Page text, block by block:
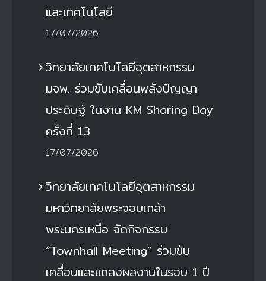
และเทคโนโลยี
17/07/2026
วิทยาลัยเทคโนโลยีอุตสาหกรรม
มจพ. ร่วมขับเคลื่อนพลังปัญญา
ประดิษฐ์ ในงาน KM Sharing Day
ครั้งที่ 13
17/07/2026
วิทยาลัยเทคโนโลยีอุตสาหกรรม
มหาวิทยาลัยพระจอมเกล้า
พระนครเหนือ จัดกิจกรรม
“Townhall Meeting” ร่วมขับ
เคลื่อนและแถลงผลงานในรอบ 1 ปี